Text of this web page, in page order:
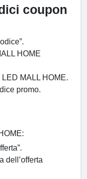
coupon
HOME
MALL HOME.
promo.
dell’offerta